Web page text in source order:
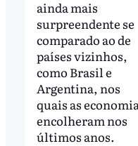
ainda mais
surpreendente se
comparado ao de
países vizinhos,
como Brasil e
Argentina, nos
quais as
encolheram nos
últimos anos.